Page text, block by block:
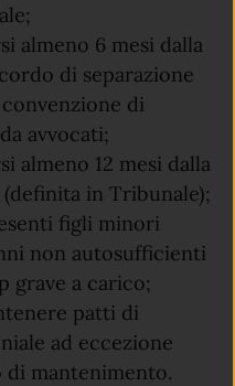
almeno 6 mesi dalla
di separazione
di
avvocati;
almeno 12 mesi dalla
in Tribunale);
figli minori
non autosufficienti
grave a carico;
patti di
ad eccezione
di mantenimento.